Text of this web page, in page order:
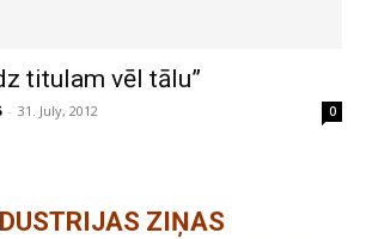
titulam vēl tālu”
- 31. July, 2012 0
ZIŅAS